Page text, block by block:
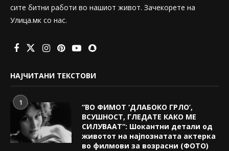
сите битни работи во нашиот живот. Зачекорете на
Улица.мк со нас.
НАЈЧИТАНИ ТЕКСТОВИ
1
“ВО ФИМОТ ‘ДЛАБОКО ГРЛО’,
ВСУШНОСТ, ГЛЕДАТЕ КАКО МЕ
СИЛУВААТ“: Шокантни детали од
животот на најпознатата актерка
во филмови за возрасни (ФОТО)